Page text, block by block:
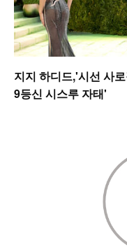
지지 하디드,'시선 사
9등신 시스루 자태'